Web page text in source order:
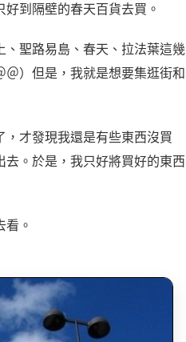
到隔壁的春天百貨去買。
聖路易島、春天、拉法葉這幾
）但是，我就是想要集逛街和
才發現我還是有些東西沒買
。於是，我只好將買好的東西
。